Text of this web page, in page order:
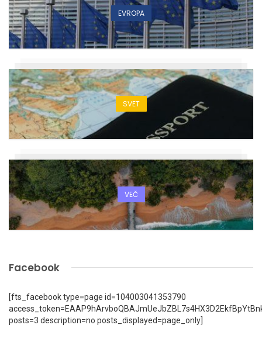
EVROPA
SVET
VEČ
Facebook
[fts_facebook type=page id=104003041353790
posts=3 description=no posts_displayed=page_only]